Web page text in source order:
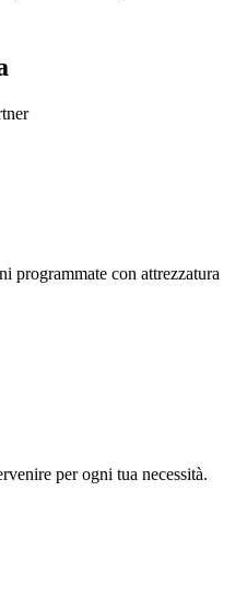
programmate con attrezzatura
per ogni tua necessità.